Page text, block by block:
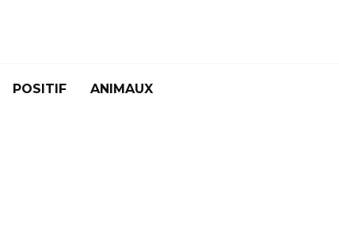
POSITIF ANIMAUX